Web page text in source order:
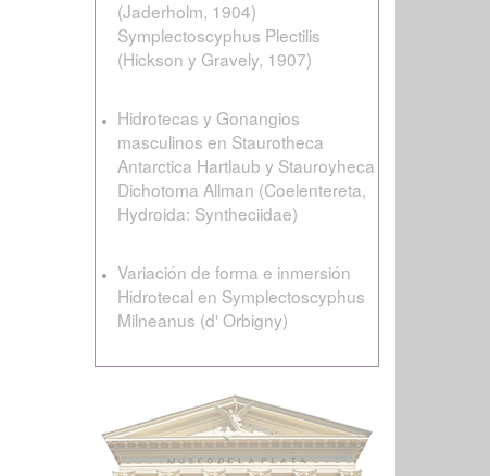
(Jaderholm, 1904)
Symplectoscyphus Plectilis
(Hickson y Gravely, 1907)
Hidrotecas y Gonangios
masculinos en Staurotheca
Antarctica Hartlaub y Stauroyheca
Dichotoma Allman (Coelentereta,
Hydroida: Syntheciidae)
Variación de forma e inmersión
Hidrotecal en Symplectoscyphus
Milneanus (d' Orbigny)